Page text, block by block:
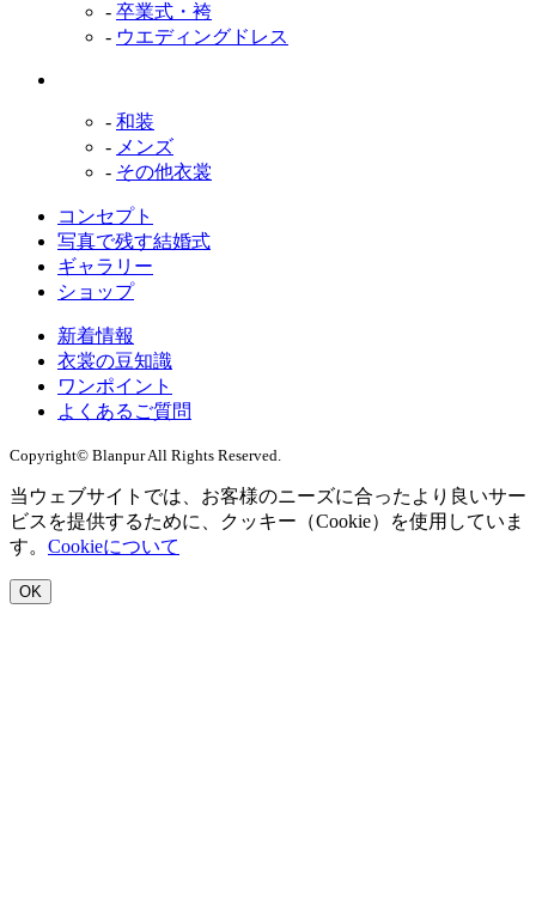
- 卒業式・袴
- ウエディングドレス
- 和装
- メンズ
- その他衣裳
コンセプト
写真で残す結婚式
ギャラリー
ショップ
新着情報
衣裳の豆知識
ワンポイント
よくあるご質問
Copyright© Blanpur All Rights Reserved.
当ウェブサイトでは、お客様のニーズに合ったより良いサー
ビスを提供するために、クッキー（Cookie）を使用していま
す。 Cookieについて
OK